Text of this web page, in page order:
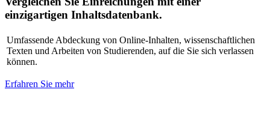
einzigartigen Inhaltsdatenbank.
Umfassende Abdeckung von Online-Inhalten, wissenschaftlichen
Texten und Arbeiten von Studierenden, auf die Sie sich verlassen
können.
Erfahren Sie mehr